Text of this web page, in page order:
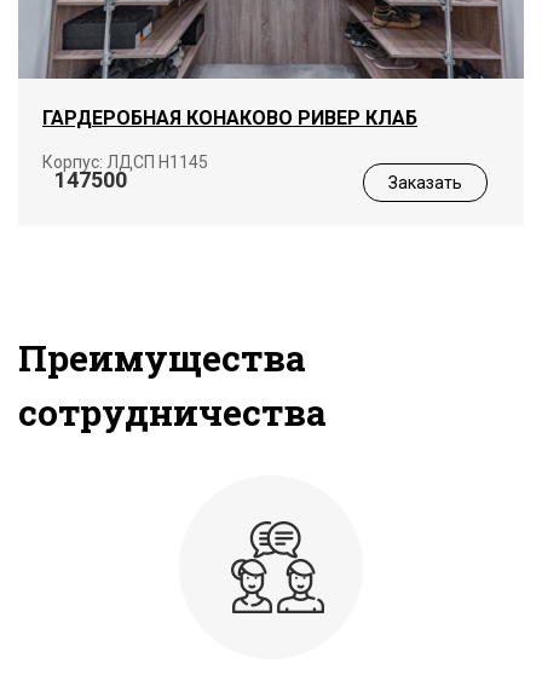
ГАРДЕРОБНАЯ КОНАКОВО РИВЕР КЛАБ
Корпус: ЛДСП Н1145
147500 Заказать
Преимущества
сотрудничества